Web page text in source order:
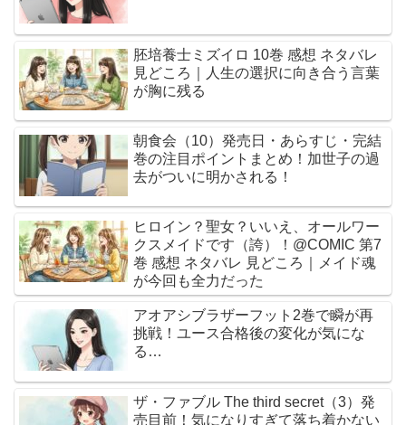
胚培養士ミズイロ 10巻 感想 ネタバレ
見どころ｜人生の選択に向き合う言葉
が胸に残る
朝食会（10）発売日・あらすじ・完結
巻の注目ポイントまとめ！加世子の過
去がついに明かされる！
ヒロイン？聖女？いいえ、オールワー
クスメイドです（誇）！@COMIC 第7
巻 感想 ネタバレ 見どころ｜メイド魂
が今回も全力だった
アオアシブラザーフット2巻で瞬が再
挑戦！ユース合格後の変化が気にな
る…
ザ・ファブル The third secret（3）発
売目前！気になりすぎて落ち着かない